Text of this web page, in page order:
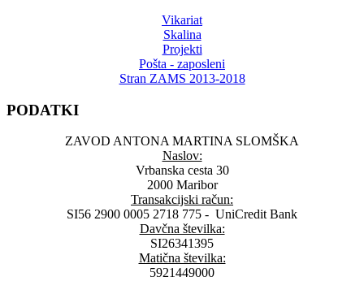
Vikariat
Skalina
Projekti
Pošta - zaposleni
Stran ZAMS 2013-2018
PODATKI
ZAVOD ANTONA MARTINA SLOMŠKA
Naslov:
Vrbanska cesta 30
2000 Maribor
Transakcijski račun:
SI56 2900 0005 2718 775 - UniCredit Bank
Davčna številka:
SI26341395
Matična številka:
5921449000